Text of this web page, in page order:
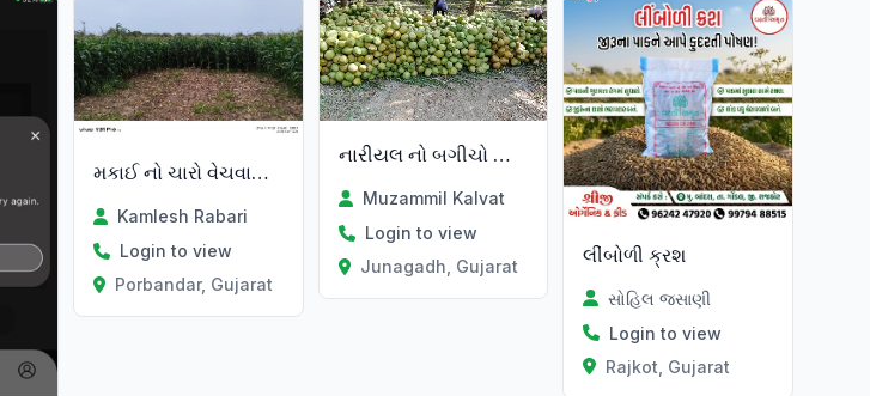
મકાઈ નો ચારો વેચવાનો છે makai
Kamlesh Rabari
Login to view
Porbandar, Gujarat
નારીયલ નો બગીચો જો કોઈ ખેડૂત ભાઈન
Muzammil Kalvat
Login to view
Junagadh, Gujarat
Verified
લીંબોળી ક્રશ
સોહિલ જસાણી
Login to view
Rajkot, Gujarat